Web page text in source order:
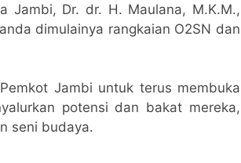
Jambi, Dr. dr. H. Maulana, M.K.M.,
dimulainya rangkaian O2SN dan
Jambi untuk terus membuka
potensi dan bakat mereka,
seni budaya.